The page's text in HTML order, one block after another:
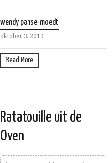
wendy panse-moedt
oktober 3, 2019
Read More
Ratatouille uit de
Oven